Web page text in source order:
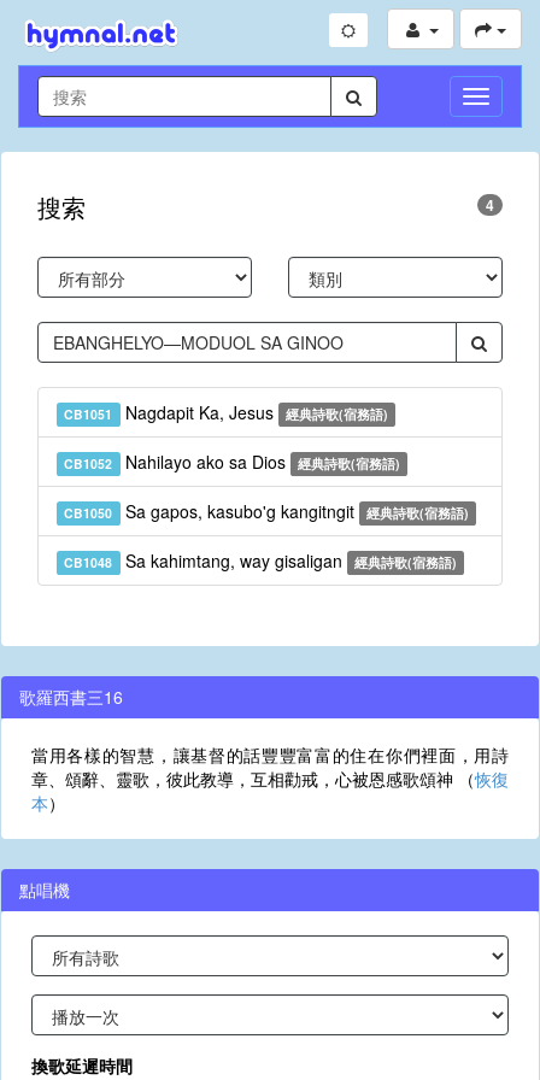
切
換
導
搜索 4
CB1051 Nagdapit Ka, Jesus 經典詩歌(宿務語)
CB1052 Nahilayo ako sa Dios 經典詩歌(宿務語)
CB1050 Sa gapos, kasubo'g kangitngit 經典詩歌(宿務語)
CB1048 Sa kahimtang, way gisaligan 經典詩歌(宿務語)
歌羅西書三16
當用各樣的智慧，讓基督的話豐豐富富的住在你們裡面，用詩
章、頌辭、靈歌，彼此教導，互相勸戒，心被恩感歌頌神 （恢復
本）
點唱機
換歌延遲時間